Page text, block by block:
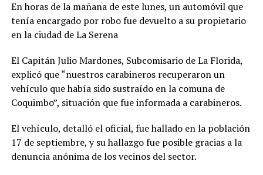
En horas de la mañana de este lunes, un automóvil que
tenía encargado por robo fue devuelto a su propietario
en la ciudad de La Serena
El Capitán Julio Mardones, Subcomisario de La Florida,
explicó que “nuestros carabineros recuperaron un
vehículo que había sido sustraído en la comuna de
Coquimbo”, situación que fue informada a carabineros.
El vehículo, detalló el oficial, fue hallado en la población
17 de septiembre, y su hallazgo fue posible gracias a la
denuncia anónima de los vecinos del sector.